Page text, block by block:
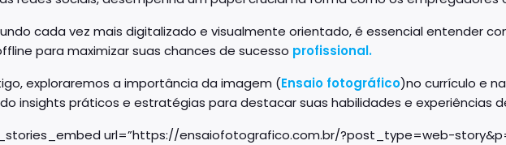
cada vez mais digitalizado e visualmente orientado, é essencial entender
para maximizar suas chances de sucesso profissional.
exploraremos a importância da imagem (Ensaio fotográfico)no currículo e
insights práticos e estratégias para destacar suas habilidades e experiências
url=”https://ensaiofotografico.com.br/?post_type=web-